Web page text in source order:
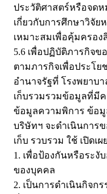
ประวัติศาสตร์หรือจด
เกี่ยวกับการศึกษาวิจั
เหมาะสมเพื่อคุ้มครอง
5.6 เพื่อปฏิบัติภารกิจ
ตามภารกิจเพื่อประโ
อำนาจรัฐที่ โรงพยาบ
เก็บรวมรวมข้อมูลที่มี
ข้อมูลความพิการ ข้อ
บริษัทฯ จะดำเนินการ
เก็บ รวบรวม ใช้ เปิดเผ
1. เพื่อป้องกันหรือระงั
ของบุคคล
2. เป็นการดำเนินกิจ